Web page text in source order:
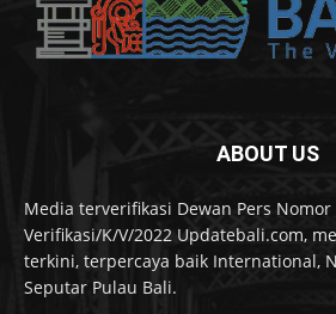
ABOUT US
Media terverifikasi Dewan Pers Nomor
Verifikasi/K/V/2022 Updatebali.com,
terkini, terpercaya baik International,
Seputar Pulau Bali.